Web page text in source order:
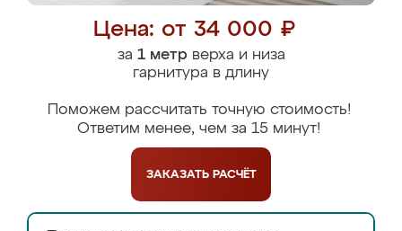
Цена: от 34 000 ₽
за 1 метрверха и низа
гарнитура в длину
Поможем рассчитать точную стоимость!
Ответим менее, чем за 15 минут!
ЗАКАЗАТЬ РАСЧЁТ